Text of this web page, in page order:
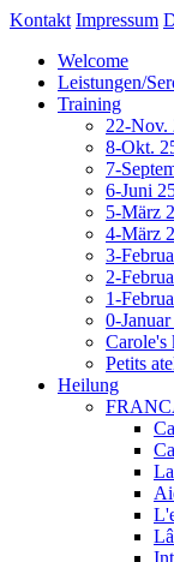
Kontakt Impressum
Welcome
Leistungen/
Training
22-Nov.
8-Okt.
7-
6-Juni
5-März
4-März
3-
2-
1-
0-
Carole's
Petits
Heilung